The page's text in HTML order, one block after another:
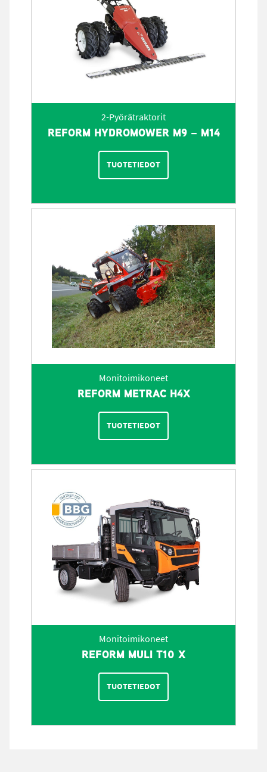
2-Pyörätraktorit
REFORM HYDROMOWER M9 – M14
TUOTETIEDOT
Monitoimikoneet
REFORM METRAC H4X
TUOTETIEDOT
Monitoimikoneet
REFORM MULI T10 X
TUOTETIEDOT